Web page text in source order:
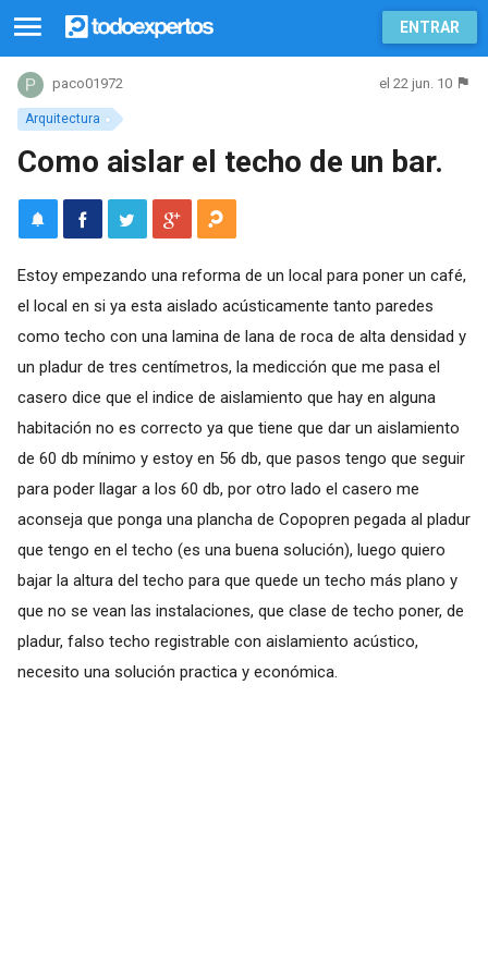
ENTRAR
Arquitectura
paco01972 el 22 jun. 10
Como aislar el techo de un bar.
Estoy empezando una reforma de un local para poner un café,
el local en si ya esta aislado acústicamente tanto paredes
como techo con una lamina de lana de roca de alta densidad y
un pladur de tres centímetros, la medicción que me pasa el
casero dice que el indice de aislamiento que hay en alguna
habitación no es correcto ya que tiene que dar un aislamiento
de 60 db mínimo y estoy en 56 db, que pasos tengo que seguir
para poder llagar a los 60 db, por otro lado el casero me
aconseja que ponga una plancha de Copopren pegada al pladur
que tengo en el techo (es una buena solución), luego quiero
bajar la altura del techo para que quede un techo más plano y
que no se vean las instalaciones, que clase de techo poner, de
pladur, falso techo registrable con aislamiento acústico,
necesito una solución practica y económica.